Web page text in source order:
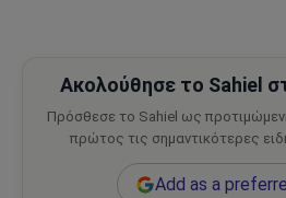
Ακολούθησε το Sahiel
Πρόσθεσε το Sahiel ως
πρώτος τις σημαντικότερες
Add as a